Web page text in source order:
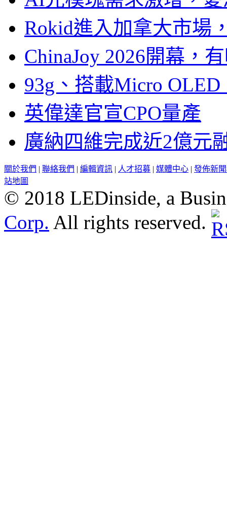
Rokid進入加拿大市場
ChinaJoy 2026開幕，
93g、搭載Micro
英偉達官宣CPO量產
廣納四維完成近2億元
關於我們 | 聯絡我們 | 編輯資訊 | 人才招募 | 媒體中心 | 發佈新
站地圖
© 2018 LEDinside, a
Corp. All rights reserved.